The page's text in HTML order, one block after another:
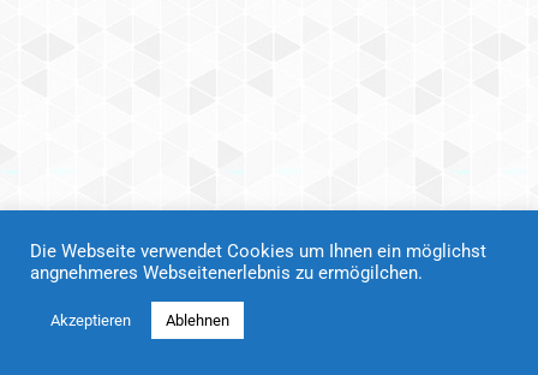
Die Webseite verwendet Cookies um Ihnen ein möglichst
angnehmeres Webseitenerlebnis zu ermögilchen.
Akzeptieren Ablehnen